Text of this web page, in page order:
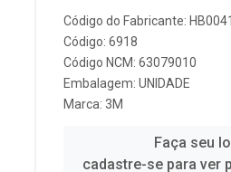
Código do Fabricante:
Código: 6918
Código NCM: 63079010
Embalagem: UNIDADE
Marca: 3M
Faça seu
cadastre-se para ver